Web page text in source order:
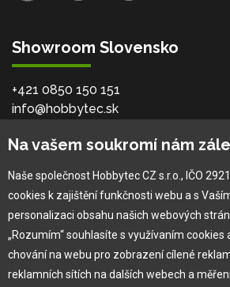
Showroom Slovensko
+421 0850 150 151
info@hobbytec.sk
Ľubotice - Prešov
O společnosti
Vlastní výroba
Náš tým
O nás
Na vašem soukromí nám
Naše společnost Hobbytec CZ s.r.o., IČO
cookies k zajištění funkčnosti webu a s
personalizaci obsahu našich webových
„Rozumím“ souhlasíte s využívaním cookies
chování na webu pro zobrazení cílené
reklamních sítích na dalších webech a